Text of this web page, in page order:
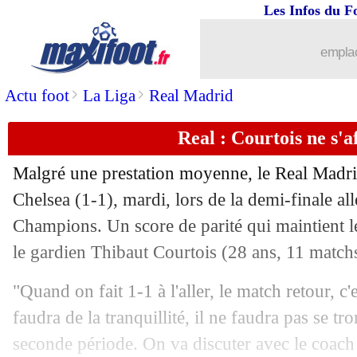
Actu foot> La Liga> Real Madrid
Les Infos du
Real : Courtois ne
Malgré une prestation moyenne, le Real
Chelsea (1-1), mardi, lors de la demi-finale
Champions. Un score de parité qui maintient
le gardien Thibaut Courtois (28 ans, 11
"Quand on fait 1-1 à l'aller, le match retour,
faudra de la tranquillité, il ne faudra pas se
seconde période. On va discuter avec le
: Marcelo privé du retour contre
28/04 PSG: Pastore et le "rêve" Messi
: Benzema, Beye voit une
28/04 Real: Varane salue la performance
28/04 OM: Kamara, Longoria affiche ses
28/04 OM: Thauvin et Amavi, Longoria
28/04 PSG : Sagna prévient des forces de
OM : la rumeur d'une vente,